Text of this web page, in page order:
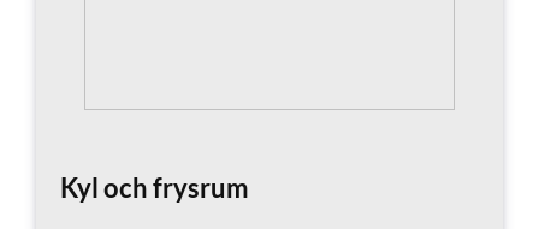
Kyl och frysrum